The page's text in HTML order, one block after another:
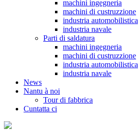
machini ingegneria
machini di custruzzione
industria automobilistica
industria navale
Parti di saldatura
machini ingegneria
machini di custruzzione
industria automobilistica
industria navale
News
Nantu à noi
Tour di fabbrica
Cuntatta ci